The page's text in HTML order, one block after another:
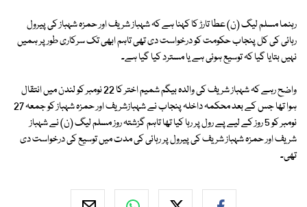
رہنما مسلم لیگ (ن) عطا تارڑ کا کہنا ہے کہ شہباز شریف اور حمزہ شہباز کی پیرول
رہائی کی کل پنجاب حکومت کو درخواست دی تھی تاہم ابھی تک سرکاری طور پر ہمیں
نہیں بتایا گیا کہ توسیع ہوئی ہے یا مسترد کیا گیا ہے۔
واضح رہے کہ شہباز شریف کی والدہ بیگم شمیم اختر کا 22 نومبر کو لندن میں انتقال
ہوا تھا جس کے بعد محکمہ داخلہ پنجاب نے شہبازشریف اور حمزہ شہباز کو جمعہ 27
نومبر کو 5 روز کے لیے پے رول پر رہا کیا تھا تاہم گزشتہ روز مسلم لیگ (ن) نے شہباز
شریف اور حمزہ شہباز شریف کی پیرول پر رہائی کی مدت میں توسیع کی درخواست دی
تھی۔